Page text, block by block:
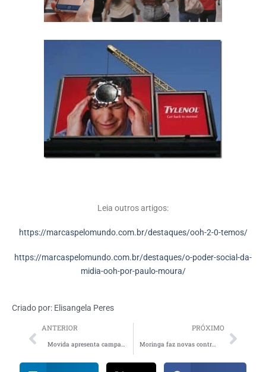
Leia outros artigos:
https://marcaspelomundo.com.br/destaques/ooh-2-0-temos/
https://marcaspelomundo.com.br/destaques/o-poder-social-da-
midia-ooh-por-paulo-moura/
Criado por: Elisangela Peres
ANTERIOR
Movida apresenta campanha em prol de um trânsito mais seguro
PRÓXIMO
Moringa faz novas contratações nas áreas de planejamento e BI